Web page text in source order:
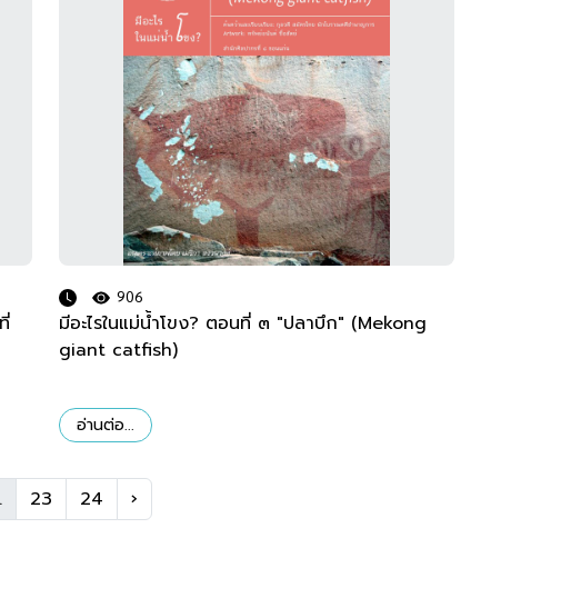
906
มีอะไรในแม่น้ำโขง? ตอนที่ ๓ "ปลาบึก" (Mekong
giant catfish)
อ่านต่อ...
23 24 ›